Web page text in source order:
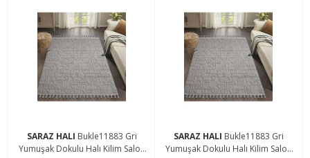
SARAZ HALI Bukle11883 Gri
Yumuşak Dokulu Halı Kilim Salon
SARAZ HALI Bukle11883 Gri
Yumuşak Dokulu Halı Kilim Salon